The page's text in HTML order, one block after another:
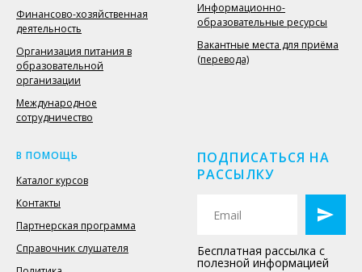
Финансово-хозяйственная
деятельность
Организация питания в
образовательной
организации
Международное
сотрудничество
Информационно-
образовательные ресурсы
Вакантные места для приёма
(перевода)
В ПОМОЩЬ
Каталог курсов
Контакты
Партнерская программа
Справочник слушателя
ПОДПИСАТЬСЯ НА
РАССЫЛКУ
Бесплатная рассылка с
полезной информацией